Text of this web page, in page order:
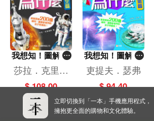
我想知！圖解十
萬個為什麼（太
空篇）[新雅‧知
識館]
莎拉．克里達
斯
$ 108.00
我想知！圖解十
萬個為什麼（天
氣篇）[新雅‧知
識館]
吏提夫．瑟弗
$ 94.40
立即切換到「一本」手機應用程式，
擁抱更全面的購物和文化體驗。